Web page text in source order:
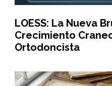
LOESS: La Nueva
Crecimiento
Ortodoncista